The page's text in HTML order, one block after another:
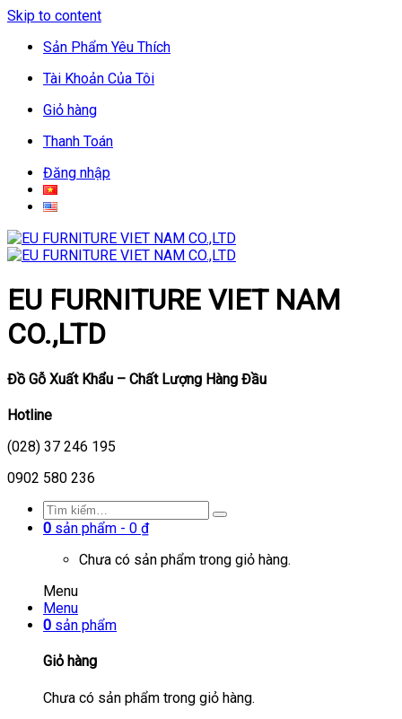
Skip to content
Sản Phẩm Yêu Thích
Tài Khoản Của Tôi
Giỏ hàng
Thanh Toán
Đăng nhập
EU FURNITURE VIET NAM
CO.,LTD
Đồ Gỗ Xuất Khẩu – Chất Lượng Hàng Đầu
Hotline
(028) 37 246 195
0902 580 236
0 sản phẩm - 0 ₫
Chưa có sản phẩm trong giỏ hàng.
Menu
Menu
0 sản phẩm
Giỏ hàng
Chưa có sản phẩm trong giỏ hàng.